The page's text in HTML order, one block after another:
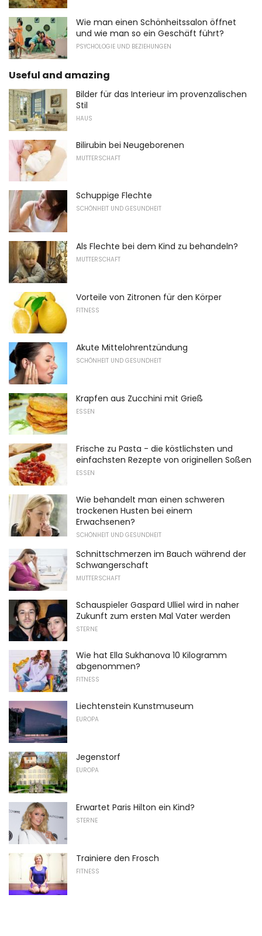
Wie man einen Schönheitssalon öffnet
und wie man so ein Geschäft führt?
PSYCHOLOGIE UND BEZIEHUNGEN
Useful and amazing
Bilder für das Interieur im provenzalischen
Stil
HAUS
Bilirubin bei Neugeborenen
MUTTERSCHAFT
Schuppige Flechte
SCHÖNHEIT UND GESUNDHEIT
Als Flechte bei dem Kind zu behandeln?
MUTTERSCHAFT
Vorteile von Zitronen für den Körper
FITNESS
Akute Mittelohrentzündung
SCHÖNHEIT UND GESUNDHEIT
Krapfen aus Zucchini mit Grieß
ESSEN
Frische zu Pasta - die köstlichsten und
einfachsten Rezepte von originellen Soßen
ESSEN
Wie behandelt man einen schweren
trockenen Husten bei einem
Erwachsenen?
SCHÖNHEIT UND GESUNDHEIT
Schnittschmerzen im Bauch während der
Schwangerschaft
MUTTERSCHAFT
Schauspieler Gaspard Ulliel wird in naher
Zukunft zum ersten Mal Vater werden
STERNE
Wie hat Ella Sukhanova 10 Kilogramm
abgenommen?
FITNESS
Liechtenstein Kunstmuseum
EUROPA
Jegenstorf
EUROPA
Erwartet Paris Hilton ein Kind?
STERNE
Trainiere den Frosch
FITNESS